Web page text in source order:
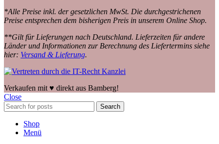
*Alle Preise inkl. der gesetzlichen MwSt. Die durchgestrichenen
Preise entsprechen dem bisherigen Preis in unserem Online Shop.
**Gilt für Lieferungen nach Deutschland. Lieferzeiten für andere
Länder und Informationen zur Berechnung des Liefertermins siehe
hier: Versand & Lieferung.
Verkaufen mit ♥️ direkt aus Bamberg!
Close
Search
Shop
Menü